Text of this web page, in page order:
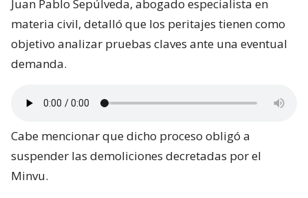
Juan Pablo Sepúlveda, abogado especialista en
materia civil, detalló que los peritajes tienen como
objetivo analizar pruebas claves ante una eventual
demanda.
Cabe mencionar que dicho proceso obligó a
suspender las demoliciones decretadas por el
Minvu.